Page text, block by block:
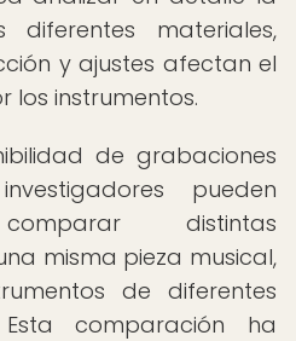
materiales,
y ajustes afectan el
los instrumentos.
de grabaciones
pueden
distintas
misma pieza musical,
de diferentes
comparación ha